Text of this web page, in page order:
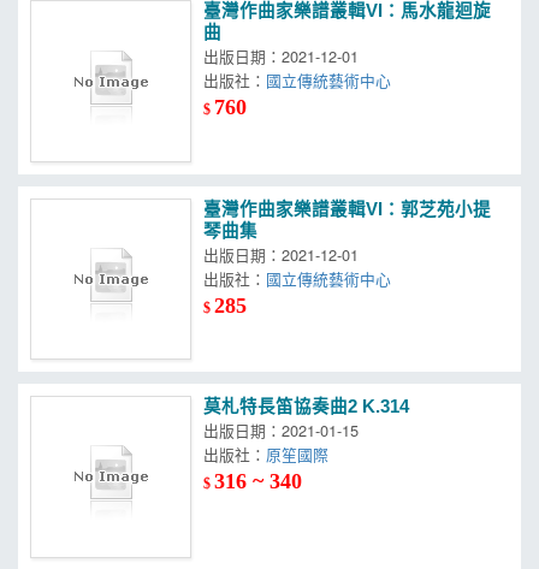
臺灣作曲家樂譜叢輯VI：馬水龍迴旋
曲
出版日期：2021-12-01
出版社：
$ 760
臺灣作曲家樂譜叢輯VI：郭芝苑小提
琴曲集
出版日期：2021-12-01
出版社：
$285
莫札特長笛協奏曲2 K.314
出版日期：2021-01-15
出版社： 原笙國際
$316 ~ 340